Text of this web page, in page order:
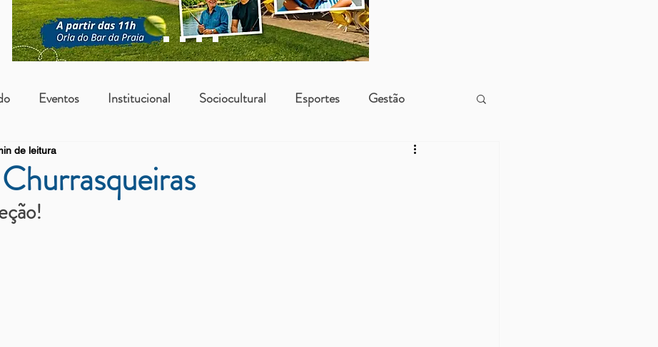
Eventos Institucional Sociocultural Esportes Gestão
Vantagens Asbac
de leitura